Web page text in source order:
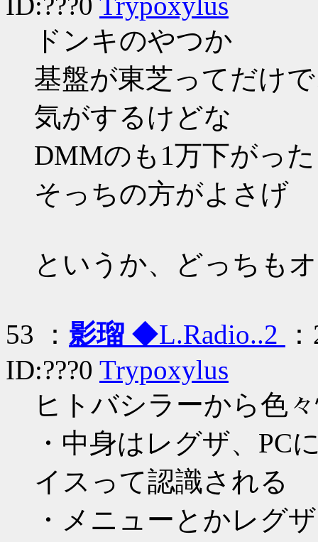
ドンキのやつか
基盤が東芝ってだけ
気がするけどな
DMMのも1万下がっ
そっちの方がよさげ
というか、どっちも
53 ： 影瑠 ◆L.Radio..2
ID:???0 Trypoxylus
ヒトバシラーから色
・中身はレグザ、PC
イスって認識される
・メニューとかレグ